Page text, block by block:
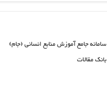
سامانه جامع آموزش منابع انسانی (جام)
بانک مقالات